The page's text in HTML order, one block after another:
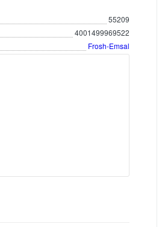
55209
4001499969522
Frosh-Emsal